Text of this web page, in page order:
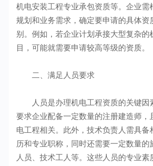
机电安装工程专业承包资质等。企业需
规划和业务需求，确定要申请的具体资
别。例如，若企业计划承接大型复杂的
目，可能就需要申请较高等级的资质。
二、满足人员要求
人员是办理机电工程资质的关键因
要求企业配备一定数量的注册建造师，
电工程相关。此外，技术负责人需具备
历和专业职称，同时还需要一定数量的
人员、技术工人等。这些人员的专业素